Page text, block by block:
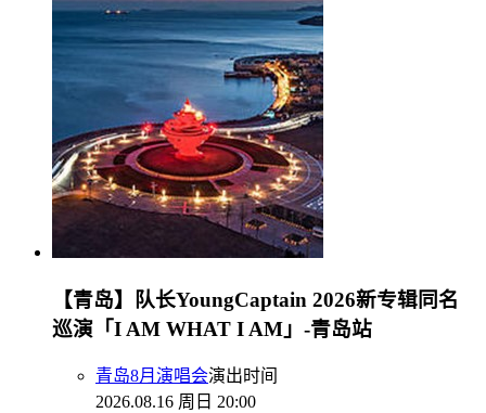
【青岛】队长YoungCaptain 2026新专辑同名
巡演「I AM WHAT I AM」-青岛站
青岛8月演唱会演出时间
2026.08.16 周日 20:00